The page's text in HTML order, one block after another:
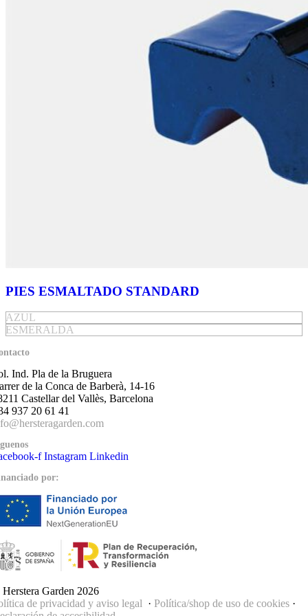
PIES ESMALTADO STANDARD
AZUL
ESMERALDA
Ind. Pla de la Bruguera
de la Conca de Barberà, 14-16
Castellar del Vallès, Barcelona
937 20 61 41
f Instagram Linkedin
por:
Garden 2026
de privacidad y aviso legal · Política/shop de uso de cookies ·